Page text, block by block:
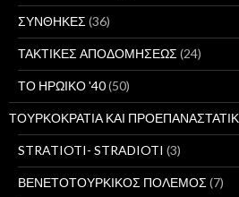
ΣΥΝΘΗΚΕΣ (36)
ΤΑΚΤΙΚΕΣ ΑΠΟΔΟΜΗΣΕΩΣ (24)
ΤΟ ΗΡΩΙΚΟ '40(50)
ΤΟΥΡΚΟΚΡΑΤΙΑ ΚΑΙ
STRATIOTI- STRADIOTI (3)
ΒΕΝΕΤΟΤΟΥΡΚΙΚΟΣ ΠΟΛΕΜΟΣ (7)